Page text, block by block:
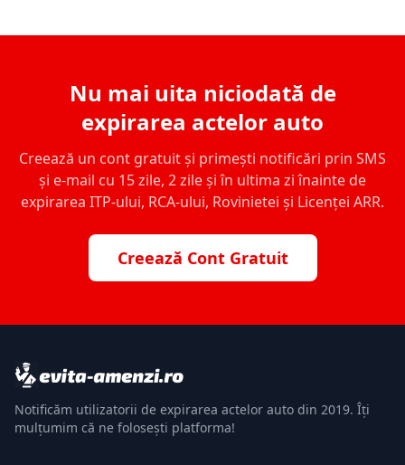
Nu mai uita niciodată de
expirarea actelor auto
Creează un cont gratuit și primești notificări prin SMS
și e-mail cu 15 zile, 2 zile și în ultima zi înainte de
expirarea ITP-ului, RCA-ului, Rovinietei și Licenței ARR.
Creează Cont Gratuit
Notificăm utilizatorii de expirarea actelor auto din 2019. Îți
mulțumim că ne folosești platforma!